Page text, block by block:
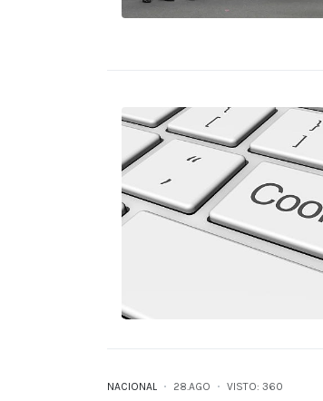
NACIONAL 28.AGO VISTO: 360